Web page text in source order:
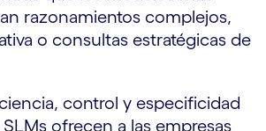
razonamientos complejos,
o consultas estratégicas de
control y especificidad
ofrecen a las empresas